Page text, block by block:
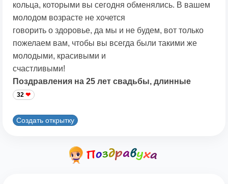
кольца, которыми вы сегодня обменялись. В вашем
молодом возрасте не хочется
говорить о здоровье, да мы и не будем, вот только
пожелаем вам, чтобы вы всегда были такими же
молодыми, красивыми и
счастливыми!
Поздравления на 25 лет свадьбы, длинные
32
Создать открытку